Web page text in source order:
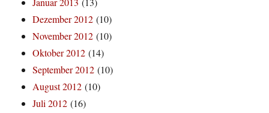
Dezember 2012 (10)
November 2012 (10)
Oktober 2012 (14)
September 2012 (10)
August 2012 (10)
Juli 2012 (16)